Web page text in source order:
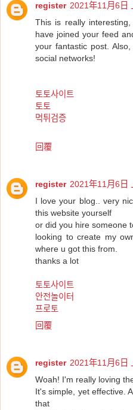
register 2021年11月6日
This is really
have joined your feed
your fantastic post.
social networks!
토토사이트
토토
먹튀검증
回覆
register 2021年11月6日
I love your blog.. very
this website yourself
or did you hire someone
looking to create my
where u got this from.
thanks a lot
토토사이트
안전놀이터
프로토
回覆
register 2021年11月6日
Woah! I'm really loving
It's simple, yet effective.
that